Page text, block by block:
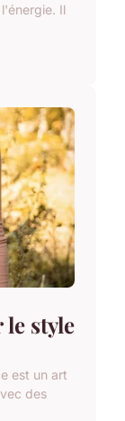
Il
style
est un art
des